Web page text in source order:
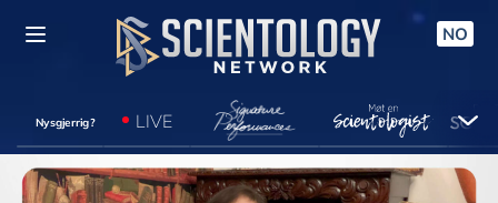
NO
Nysgjerrig? LIVE